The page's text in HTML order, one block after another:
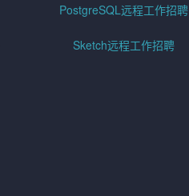
PostgreSQL远程工作招聘
Sketch远程工作招聘